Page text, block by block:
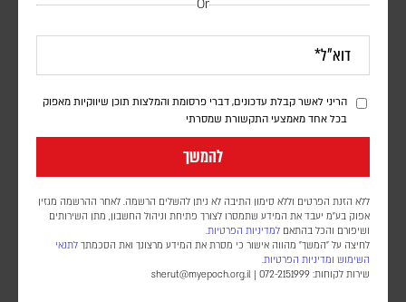
Or
הריני לאשר קבלת עדכונים, דברי פרסומת והמלצות תוכן שיווקיות מאפוק
בכל אחד מאמצעי התקשורת שמסרתי
להמשך
ללא הזנת הפרטים וללא סימון התיבה לא ניתן להשלים הרשמה. לאחר ההרשמה מגזין
אפוק בע״מ יעבד את המידע שתמסרו לצורך פתיחת וניהול החשבון, מתן השירותים
ושיפורם והכל בהתאם למדיניות הפרטיות.
לחיצה על "המשך" מהווה אישור כי מסרת את המידע מרצונך ואת הסכמתך לתנאי
השימוש ומדיניות הפרטיות.
שירות לקוחות: 072-2151999 |
sherut@myepoch.org.il
לפי דיווחים במספר סוכנויות ידיעות, ההסכם צפוי להיחתם בג'דה במפגש
בין מנהיגי שלוש המדינות. גורם שצוטט בסוכנות הידיעות AFP טען כי
המגעים בנושא נמשכו זמן רב, אך ההתפתחויות האחרונות באזור האיצו
אותם. בשלב זה, לא פורסמו פרטים על תוכן ההסכם